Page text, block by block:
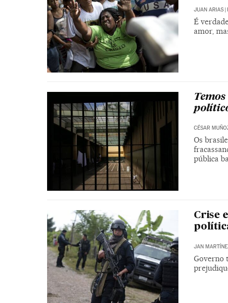
JUAN ARIAS |
É
amor,
CÉSAR
Os
pública
Crise
JAN
Governo